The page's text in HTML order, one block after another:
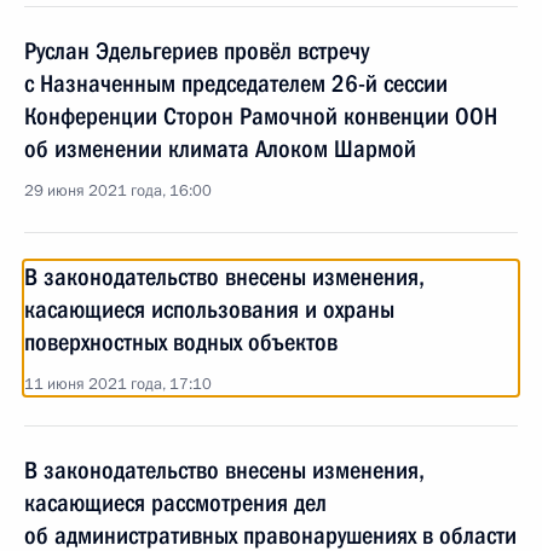
Руслан Эдельгериев провёл встречу
с Назначенным председателем 26-й сессии
Конференции Сторон Рамочной конвенции ООН
об изменении климата Алоком Шармой
29 июня 2021 года, 16:00
В законодательство внесены изменения,
касающиеся использования и охраны
поверхностных водных объектов
11 июня 2021 года, 17:10
В законодательство внесены изменения,
касающиеся рассмотрения дел
об административных правонарушениях в области